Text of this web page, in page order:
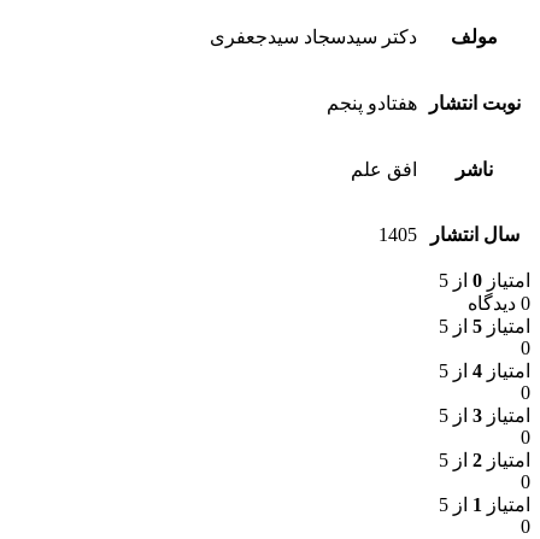
مولف دکتر سیدسجاد سیدجعفری
نوبت انتشار هفتادو پنجم
ناشر افق علم
سال انتشار 1405
امتیاز 0 از 5
0 دیدگاه
امتیاز 5 از 5
0
امتیاز 4 از 5
0
امتیاز 3 از 5
0
امتیاز 2 از 5
0
امتیاز 1 از 5
0